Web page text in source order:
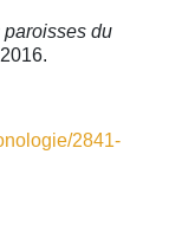
paroisses du
2841-